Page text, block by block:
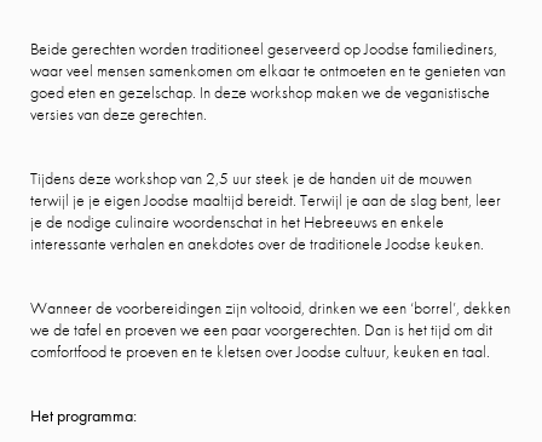
Beide gerechten worden traditioneel geserveerd op Joodse familiediners,
waar veel mensen samenkomen om elkaar te ontmoeten en te genieten van
goed eten en gezelschap. In deze workshop maken we de veganistische
versies van deze gerechten.
Tijdens deze workshop van 2,5 uur steek je de handen uit de mouwen
terwijl je je eigen Joodse maaltijd bereidt. Terwijl je aan de slag bent, leer
je de nodige culinaire woordenschat in het Hebreeuws en enkele
interessante verhalen en anekdotes over de traditionele Joodse keuken.
Wanneer de voorbereidingen zijn voltooid, drinken we een ‘borrel’, dekken
we de tafel en proeven we een paar voorgerechten. Dan is het tijd om dit
comfortfood te proeven en te kletsen over Joodse cultuur, keuken en taal.
Het programma: